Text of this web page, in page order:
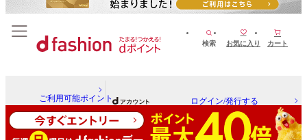
検索 お気に入り カート
ご利用可能ポイント ログイン/発行する